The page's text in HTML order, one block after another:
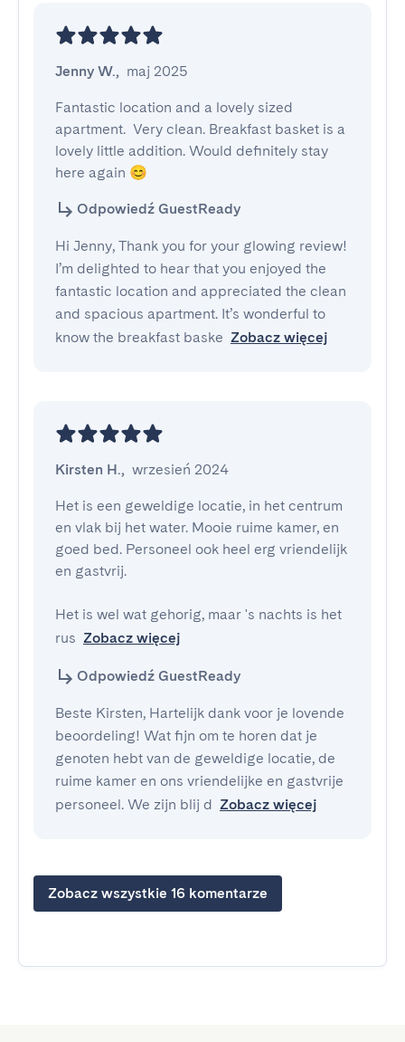
Jenny W., maj 2025
Fantastic location and a lovely sized
apartment.  Very clean. Breakfast basket is a
lovely little addition. Would definitely stay
here again 😊
Odpowiedź GuestReady
Hi Jenny, Thank you for your glowing review!
I’m delighted to hear that you enjoyed the
fantastic location and appreciated the clean
and spacious apartment. It’s wonderful to
know the breakfast baske Zobacz więcej
Kirsten H., wrzesień 2024
Het is een geweldige locatie, in het centrum
en vlak bij het water. Mooie ruime kamer, en
goed bed. Personeel ook heel erg vriendelijk
en gastvrij.
Het is wel wat gehorig, maar 's nachts is het
rus Zobacz więcej
Odpowiedź GuestReady
Beste Kirsten, Hartelijk dank voor je lovende
beoordeling! Wat fijn om te horen dat je
genoten hebt van de geweldige locatie, de
ruime kamer en ons vriendelijke en gastvrije
personeel. We zijn blij d Zobacz więcej
Zobacz wszystkie 16 komentarze